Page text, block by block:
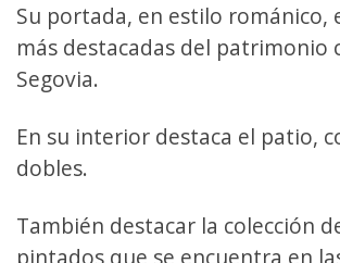
Su portada, en estilo románico,
más destacadas del patrimonio
Segovia.
En su interior destaca el patio,
dobles.
También destacar la colección